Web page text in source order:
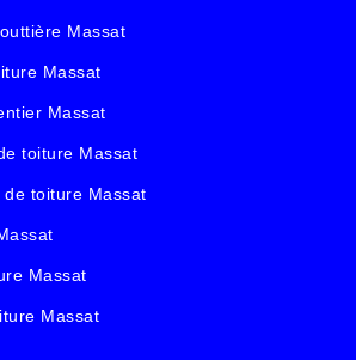
Massat
Massat
Massat
toiture Massat
toiture Massat
Massat
Massat